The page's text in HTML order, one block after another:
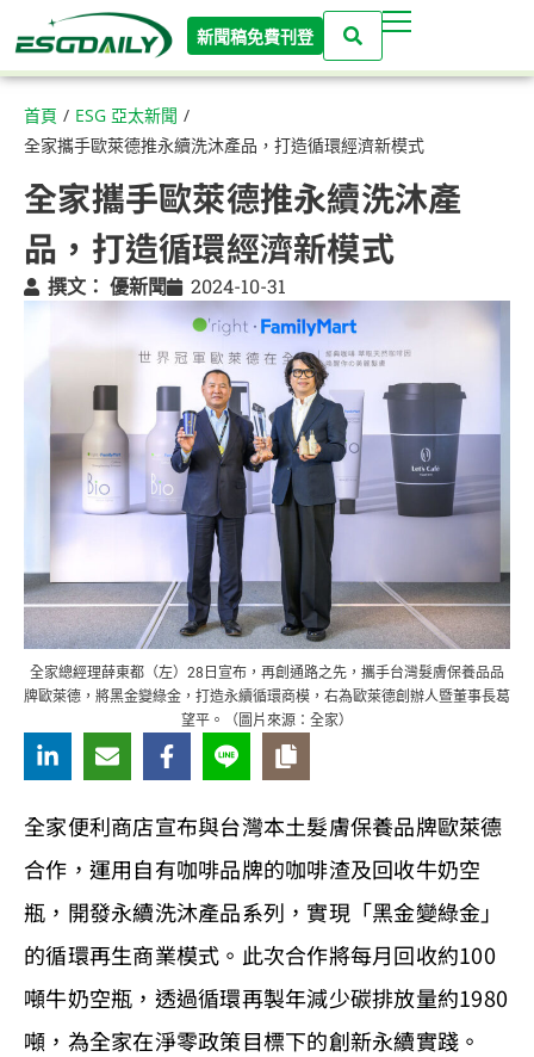
新聞稿免費刊登
首頁 / ESG 亞太新聞 /
全家攜手歐萊德推永續洗沐產品，打造循環經濟新模式
全家攜手歐萊德推永續洗沐產
品，打造循環經濟新模式
撰文： 優新聞 2024-10-31
全家總經理薛東都（左）28日宣布，再創通路之先，攜手台灣髮膚保養品品
牌歐萊德，將黑金變綠金，打造永續循環商模，右為歐萊德創辦人暨董事長葛
望平。（圖片來源：全家）
全家便利商店宣布與台灣本土髮膚保養品牌歐萊德
合作，運用自有咖啡品牌的咖啡渣及回收牛奶空
瓶，開發永續洗沐產品系列，實現「黑金變綠金」
的循環再生商業模式。此次合作將每月回收約100
噸牛奶空瓶，透過循環再製年減少碳排放量約1980
噸，為全家在淨零政策目標下的創新永續實踐。